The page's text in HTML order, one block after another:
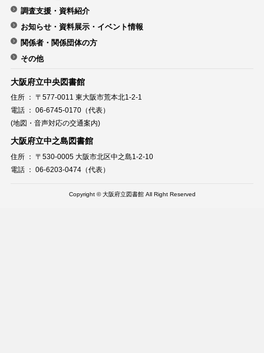
調査支援・資料紹介
お知らせ・資料展示・イベント情報
関係者・関係団体の方
その他
大阪府立中央図書館
住所 ： 〒577-0011 東大阪市荒本北1-2-1
電話 ： 06-6745-0170（代表）
(地図・音声対応の交通案内)
大阪府立中之島図書館
住所 ： 〒530-0005 大阪市北区中之島1-2-10
電話 ： 06-6203-0474（代表）
Copyright © 大阪府立図書館 All Right Reserved